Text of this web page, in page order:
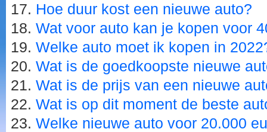
Hoe duur kost een nieuwe auto?
Wat voor auto kan je kopen voor
Welke auto moet ik kopen in
Wat is de goedkoopste nieuwe
Wat is de prijs van een nieuwe
Wat is op dit moment de beste
Welke nieuwe auto voor 20.000